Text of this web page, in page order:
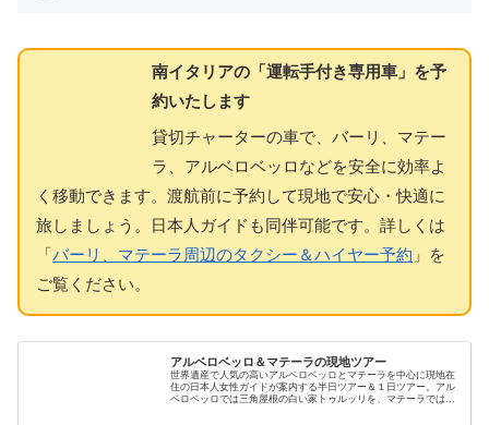
南イタリアの「運転手付き専用車」を予
約いたします
貸切チャーターの車で、バーリ、マテー
ラ、アルベロベッロなどを安全に効率よ
く移動できます。渡航前に予約して現地で安心・快適に
旅しましょう。日本人ガイドも同伴可能です。詳しくは
「バーリ、マテーラ周辺のタクシー＆ハイヤー予約 」を
ご覧ください。
アルベロベッロ＆マテーラの現地ツアー
世界遺産で人気の高いアルベロベッロとマテーラを中心に現地在
住の日本人女性ガイドが案内する半日ツアー＆１日ツアー。アル
ベロベッロでは三角屋根の白い家トゥルッリを、マテーラでは洞